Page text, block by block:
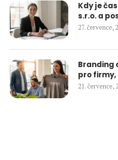
Kdy je
s.r.o. a
27. července,
Branding
pro
21. července,